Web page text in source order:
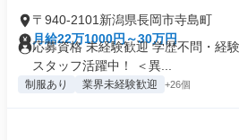
〒940-2101新潟県長岡市寺島町
月給22万1000円～30万円
応募資格 未経験歓迎 学歴不問・経
スタッフ活躍中！ ＜異...
制服あり 業界未経験歓迎 +26個